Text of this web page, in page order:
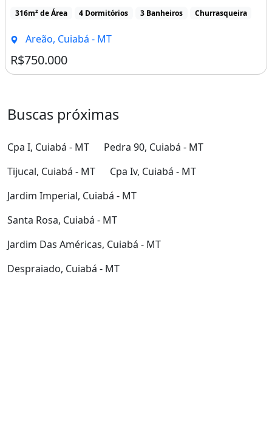
316m² de Área 4 Dormitórios 3 Banheiros Churrasqueira
Areão, Cuiabá - MT
R$750.000
Buscas próximas
Cpa I, Cuiabá - MT
Pedra 90, Cuiabá - MT
Tijucal, Cuiabá - MT
Cpa Iv, Cuiabá - MT
Jardim Imperial, Cuiabá - MT
Santa Rosa, Cuiabá - MT
Jardim Das Américas, Cuiabá - MT
Despraiado, Cuiabá - MT